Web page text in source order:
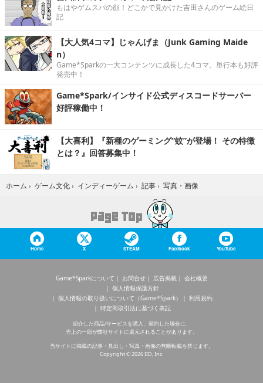
もはやゲムスパの顔！どこかで見かけた吉田さんのゲーム絵日
記
【大人気4コマ】じゃんげま（Junk Gaming Maide
n）
Game*Sparkの一大コンテンツに成長した4コマ。単行本も好評
発売中！
Game*Spark/インサイド公式ディスコードサーバー
好評稼働中！
【大喜利】『新種のゲーミング“蚊”が登場！ その特徴
とは？』回答募集中！
ホーム › ゲーム文化 › インディーゲーム › 記事 › 写真・画像
Home X STEAM Facebook YouTube
Game*Sparkについて お問合せ 広告掲載
会社概要
個人情報保護方針
個人情報の取り扱いについて（Game*Spark）
利用規約
特定商取引法に基づく表記
紹介した商品/サービスを購入、契約した場合に、
売上の一部が弊社サイトに還元されることがあります。
当サイトに掲載の記事・見出し・写真・画像の無断転載を禁じます。
Copyright © 2026 IID, Inc.